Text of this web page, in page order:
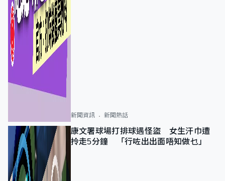
新聞資訊 新聞熱話
康文署球場打排球遇怪盜 女生汗巾遭
拎走5分鐘 「行咗出出面唔知做乜」